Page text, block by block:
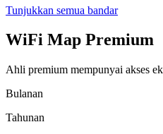
Tunjukkan semua bandar
WiFi Map Premium
Ahli premium mempunyai akses
Bulanan
Tahunan